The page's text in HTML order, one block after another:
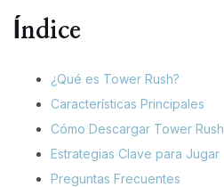
Índice
¿Qué es Tower Rush?
Características Principales
Cómo Descargar Tower Rush
Estrategias Clave para Jugar
Preguntas Frecuentes